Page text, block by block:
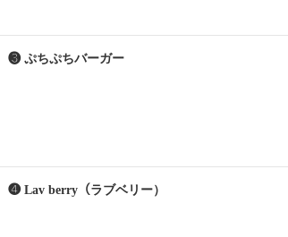
❸ ぷちぷちバーガー
❹ Lav berry（ラブベリー）